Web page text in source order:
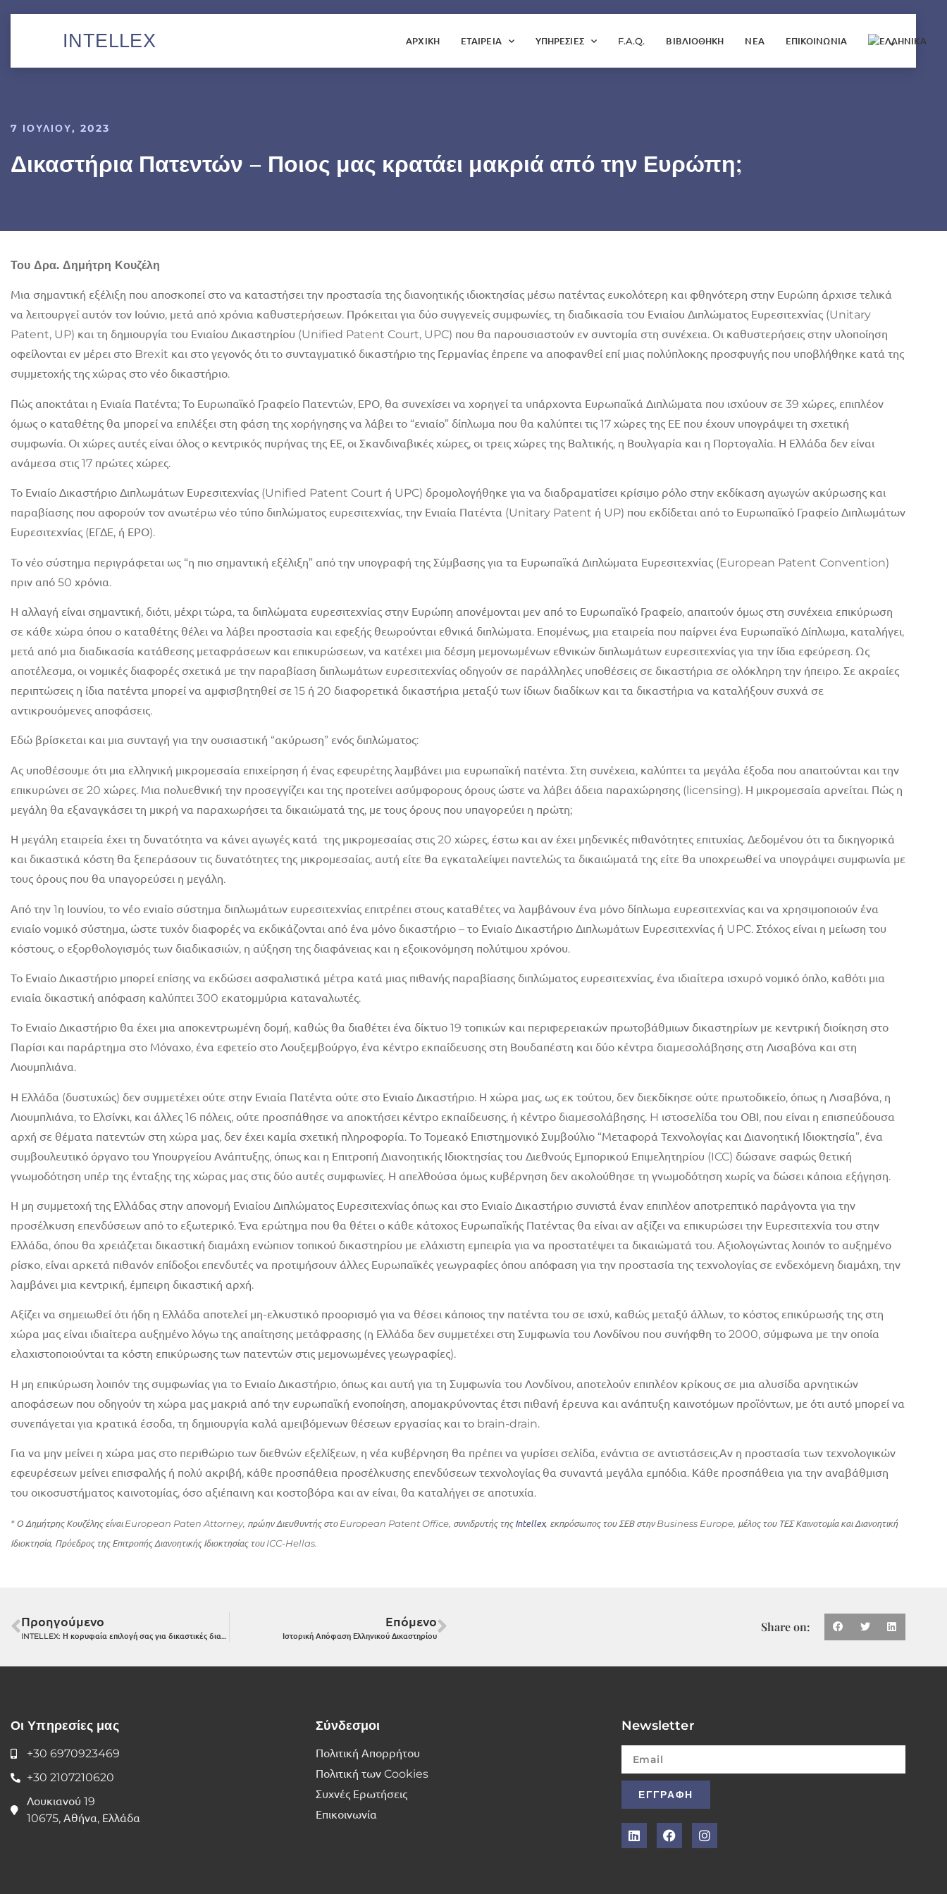
INTELLEX ΑΡΧΙΚΗ ΕΤΑΙΡΕΙΑ ΥΠΗΡΕΣΙΕΣ F.A.Q. ΒΙΒΛΙΟΘΗΚΗ ΝΕΑ ΕΠΙΚΟΙΝΩΝΙΑ
7 ΙΟΥΛΊΟΥ, 2023
Δικαστήρια Πατεντών – Ποιος μας κρατάει μακριά από την Ευρώπη;
Του Δρα. Δημήτρη Κουζέλη
Μια σημαντική εξέλιξη που αποσκοπεί στο να καταστήσει την προστασία της διανοητικής ιδιοκτησίας μέσω πατέντας ευκολότερη και φθηνότερη στην Ευρώπη άρχισε τελικά
να λειτουργεί αυτόν τον Ιούνιο, μετά από χρόνια καθυστερήσεων. Πρόκειται για δύο συγγενείς συμφωνίες, τη διαδικασία τoυ Ενιαίου Διπλώματος Ευρεσιτεχνίας (Unitary
Patent, UP) και τη δημιουργία του Ενιαίου Δικαστηρίου (Unified Patent Court, UPC) που θα παρουσιαστούν εν συντομία στη συνέχεια. Οι καθυστερήσεις στην υλοποίηση
οφείλονται εν μέρει στο Brexit και στο γεγονός ότι το συνταγματικό δικαστήριο της Γερμανίας έπρεπε να αποφανθεί επί μιας πολύπλοκης προσφυγής που υποβλήθηκε κατά της
συμμετοχής της χώρας στο νέο δικαστήριο.
Πώς αποκτάται η Ενιαία Πατέντα; Το Ευρωπαϊκό Γραφείο Πατεντών, ΕΡΟ, θα συνεχίσει να χορηγεί τα υπάρχοντα Ευρωπαϊκά Διπλώματα που ισχύουν σε 39 χώρες, επιπλέον
όμως ο καταθέτης θα μπορεί να επιλέξει στη φάση της χορήγησης να λάβει το “ενιαίο” δίπλωμα που θα καλύπτει τις 17 χώρες της ΕΕ που έχουν υπογράψει τη σχετική
συμφωνία. Οι χώρες αυτές είναι όλος ο κεντρικός πυρήνας της ΕΕ, οι Σκανδιναβικές χώρες, οι τρεις χώρες της Βαλτικής, η Βουλγαρία και η Πορτογαλία. Η Ελλάδα δεν είναι
ανάμεσα στις 17 πρώτες χώρες.
Το Ενιαίο Δικαστήριο Διπλωμάτων Ευρεσιτεχνίας (Unified Patent Court ή UPC) δρομολογήθηκε για να διαδραματίσει κρίσιμο ρόλο στην εκδίκαση αγωγών ακύρωσης και
παραβίασης που αφορούν τον ανωτέρω νέο τύπο διπλώματος ευρεσιτεχνίας, την Ενιαία Πατέντα (Unitary Patent ή UP) που εκδίδεται από το Ευρωπαϊκό Γραφείο Διπλωμάτων
Ευρεσιτεχνίας (ΕΓΔΕ, ή ΕΡΟ).
Το νέο σύστημα περιγράφεται ως “η πιο σημαντική εξέλιξη” από την υπογραφή της Σύμβασης για τα Ευρωπαϊκά Διπλώματα Ευρεσιτεχνίας (European Patent Convention)
πριν από 50 χρόνια.
Η αλλαγή είναι σημαντική, διότι, μέχρι τώρα, τα διπλώματα ευρεσιτεχνίας στην Ευρώπη απονέμονται μεν από το Ευρωπαϊκό Γραφείο, απαιτούν όμως στη συνέχεια επικύρωση
σε κάθε χώρα όπου ο καταθέτης θέλει να λάβει προστασία και εφεξής θεωρούνται εθνικά διπλώματα. Επομένως, μια εταιρεία που παίρνει ένα Ευρωπαϊκό Δίπλωμα, καταλήγει,
μετά από μια διαδικασία κατάθεσης μεταφράσεων και επικυρώσεων, να κατέχει μια δέσμη μεμονωμένων εθνικών διπλωμάτων ευρεσιτεχνίας για την ίδια εφεύρεση. Ως
αποτέλεσμα, οι νομικές διαφορές σχετικά με την παραβίαση διπλωμάτων ευρεσιτεχνίας οδηγούν σε παράλληλες υποθέσεις σε δικαστήρια σε ολόκληρη την ήπειρο. Σε ακραίες
περιπτώσεις η ίδια πατέντα μπορεί να αμφισβητηθεί σε 15 ή 20 διαφορετικά δικαστήρια μεταξύ των ίδιων διαδίκων και τα δικαστήρια να καταλήξουν συχνά σε
αντικρουόμενες αποφάσεις.
Εδώ βρίσκεται και μια συνταγή για την ουσιαστική “ακύρωση” ενός διπλώματος:
Ας υποθέσουμε ότι μια ελληνική μικρομεσαία επιχείρηση ή ένας εφευρέτης λαμβάνει μια ευρωπαϊκή πατέντα. Στη συνέχεια, καλύπτει τα μεγάλα έξοδα που απαιτούνται και την
επικυρώνει σε 20 χώρες. Μια πολυεθνική την προσεγγίζει και της προτείνει ασύμφορους όρους ώστε να λάβει άδεια παραχώρησης (licensing). Η μικρομεσαία αρνείται. Πώς η
μεγάλη θα εξαναγκάσει τη μικρή να παραχωρήσει τα δικαιώματά της, με τους όρους που υπαγορεύει η πρώτη;
Η μεγάλη εταιρεία έχει τη δυνατότητα να κάνει αγωγές κατά της μικρομεσαίας στις 20 χώρες, έστω και αν έχει μηδενικές πιθανότητες επιτυχίας. Δεδομένου ότι τα δικηγορικά
και δικαστικά κόστη θα ξεπεράσουν τις δυνατότητες της μικρομεσαίας, αυτή είτε θα εγκαταλείψει παντελώς τα δικαιώματά της είτε θα υποχρεωθεί να υπογράψει συμφωνία με
τους όρους που θα υπαγορεύσει η μεγάλη.
Από την 1η Ιουνίου, το νέο ενιαίο σύστημα διπλωμάτων ευρεσιτεχνίας επιτρέπει στους καταθέτες να λαμβάνουν ένα μόνο δίπλωμα ευρεσιτεχνίας και να χρησιμοποιούν ένα
ενιαίο νομικό σύστημα, ώστε τυχόν διαφορές να εκδικάζονται από ένα μόνο δικαστήριο – το Ενιαίο Δικαστήριο Διπλωμάτων Ευρεσιτεχνίας ή UPC. Στόχος είναι η μείωση του
κόστους, ο εξορθολογισμός των διαδικασιών, η αύξηση της διαφάνειας και η εξοικονόμηση πολύτιμου χρόνου.
Το Ενιαίο Δικαστήριο μπορεί επίσης να εκδώσει ασφαλιστικά μέτρα κατά μιας πιθανής παραβίασης διπλώματος ευρεσιτεχνίας, ένα ιδιαίτερα ισχυρό νομικό όπλο, καθότι μια
ενιαία δικαστική απόφαση καλύπτει 300 εκατομμύρια καταναλωτές.
Το Ενιαίο Δικαστήριο θα έχει μια αποκεντρωμένη δομή, καθώς θα διαθέτει ένα δίκτυο 19 τοπικών και περιφερειακών πρωτοβάθμιων δικαστηρίων με κεντρική διοίκηση στο
Παρίσι και παράρτημα στο Μόναχο, ένα εφετείο στο Λουξεμβούργο, ένα κέντρο εκπαίδευσης στη Βουδαπέστη και δύο κέντρα διαμεσολάβησης στη Λισαβόνα και στη
Λιουμπλιάνα.
Η Ελλάδα (δυστυχώς) δεν συμμετέχει ούτε στην Ενιαία Πατέντα ούτε στο Ενιαίο Δικαστήριο. Η χώρα μας, ως εκ τούτου, δεν διεκδίκησε ούτε πρωτοδικείο, όπως η Λισαβόνα, η
Λιουμπλιάνα, το Ελσίνκι, και άλλες 16 πόλεις, ούτε προσπάθησε να αποκτήσει κέντρο εκπαίδευσης, ή κέντρο διαμεσολάβησης. H ιστοσελίδα του ΟΒΙ, που είναι η επισπεύδουσα
αρχή σε θέματα πατεντών στη χώρα μας, δεν έχει καμία σχετική πληροφορία. Το Τομεακό Επιστημονικό Συμβούλιο “Μεταφορά Τεχνολογίας και Διανοητική Ιδιοκτησία”, ένα
συμβουλευτικό όργανο του Υπουργείου Ανάπτυξης, όπως και η Επιτροπή Διανοητικής Ιδιοκτησίας του Διεθνούς Εμπορικού Επιμελητηρίου (ICC) δώσανε σαφώς θετική
γνωμοδότηση υπέρ της ένταξης της χώρας μας στις δύο αυτές συμφωνίες. Η απελθούσα όμως κυβέρνηση δεν ακολούθησε τη γνωμοδότηση χωρίς να δώσει κάποια εξήγηση.
Η μη συμμετοχή της Ελλάδας στην απονομή Ενιαίου Διπλώματος Ευρεσιτεχνίας όπως και στο Ενιαίο Δικαστήριο συνιστά έναν επιπλέον αποτρεπτικό παράγοντα για την
προσέλκυση επενδύσεων από το εξωτερικό. Ένα ερώτημα που θα θέτει ο κάθε κάτοχος Ευρωπαϊκής Πατέντας θα είναι αν αξίζει να επικυρώσει την Ευρεσιτεχνία του στην
Ελλάδα, όπου θα χρειάζεται δικαστική διαμάχη ενώπιον τοπικού δικαστηρίου με ελάχιστη εμπειρία για να προστατέψει τα δικαιώματά του. Αξιολογώντας λοιπόν το αυξημένο
ρίσκο, είναι αρκετά πιθανόν επίδοξοι επενδυτές να προτιμήσουν άλλες Ευρωπαϊκές γεωγραφίες όπου απόφαση για την προστασία της τεχνολογίας σε ενδεχόμενη διαμάχη, την
λαμβάνει μια κεντρική, έμπειρη δικαστική αρχή.
Αξίζει να σημειωθεί ότι ήδη η Ελλάδα αποτελεί μη-ελκυστικό προορισμό για να θέσει κάποιος την πατέντα του σε ισχύ, καθώς μεταξύ άλλων, το κόστος επικύρωσής της στη
χώρα μας είναι ιδιαίτερα αυξημένο λόγω της απαίτησης μετάφρασης (η Ελλάδα δεν συμμετέχει στη Συμφωνία του Λονδίνου που συνήφθη το 2000, σύμφωνα με την οποία
ελαχιστοποιούνται τα κόστη επικύρωσης των πατεντών στις μεμονωμένες γεωγραφίες).
Η μη επικύρωση λοιπόν της συμφωνίας για το Ενιαίο Δικαστήριο, όπως και αυτή για τη Συμφωνία του Λονδίνου, αποτελούν επιπλέον κρίκους σε μια αλυσίδα αρνητικών
αποφάσεων που οδηγούν τη χώρα μας μακριά από την ευρωπαϊκή ενοποίηση, απομακρύνοντας έτσι πιθανή έρευνα και ανάπτυξη καινοτόμων προϊόντων, με ότι αυτό μπορεί να
συνεπάγεται για κρατικά έσοδα, τη δημιουργία καλά αμειβόμενων θέσεων εργασίας και το brain-drain.
Για να μην μείνει η χώρα μας στο περιθώριο των διεθνών εξελίξεων, η νέα κυβέρνηση θα πρέπει να γυρίσει σελίδα, ενάντια σε αντιστάσεις.Αν η προστασία των τεχνολογικών
εφευρέσεων μείνει επισφαλής ή πολύ ακριβή, κάθε προσπάθεια προσέλκυσης επενδύσεων τεχνολογίας θα συναντά μεγάλα εμπόδια. Κάθε προσπάθεια για την αναβάθμιση
του οικοσυστήματος καινοτομίας, όσο αξιέπαινη και κοστοβόρα και αν είναι, θα καταλήγει σε αποτυχία.
* Ο Δημήτρης Κουζέλης είναι European Paten Attorney, πρώην Διευθυντής στο European Patent Office, συνιδρυτής τηςIntellex, εκπρόσωπος του ΣΕΒ στην Business Europe, μέλος του ΤΕΣ Καινοτομία και Διανοητική
Ιδιοκτησία, Πρόεδρος της Επιτροπής Διανοητικής Ιδιοκτησίας του ICC-Hellas.
Προηγούμενο
INTELLEX: Η κορυφαία επιλογή σας για δικαστικές διαφορές σε Διπλώματα Ευρεσιτεχνίας, Εμπορικά Σήματα, Πνευματικά Δικαιώματα & Προσωπικά Δεδομένα
Επόμενο
Ιστορική Απόφαση Ελληνικού Δικαστηρίου
Share on:
Οι Υπηρεσίες μας
+30 6970923469
+30 2107210620
Λουκιανού 19
10675, Αθήνα, Ελλάδα
Σύνδεσμοι
Πολιτική Απορρήτου
Πολιτική των Cookies
Συχνές Ερωτήσεις
Επικοινωνία
Newsletter
ΕΓΓΡΑΦΗ